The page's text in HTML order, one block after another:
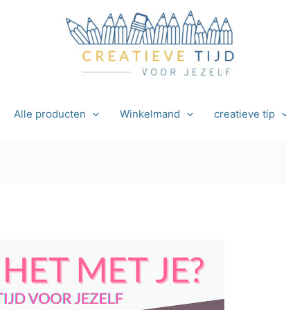
Alle producten Winkelmand creatieve tip